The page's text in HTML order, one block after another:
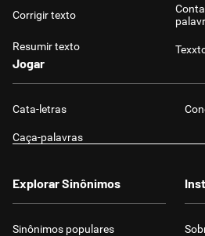
Corrigir texto
Resumir texto
Jogar
Cata-letras
Caça-palavras
Explorar Sinônimos
Sinônimos populares